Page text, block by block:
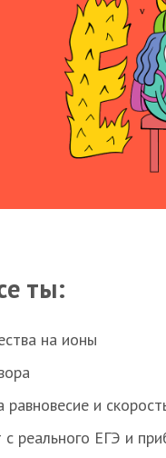
ты:
на ионы
и
реального ЕГЭ и